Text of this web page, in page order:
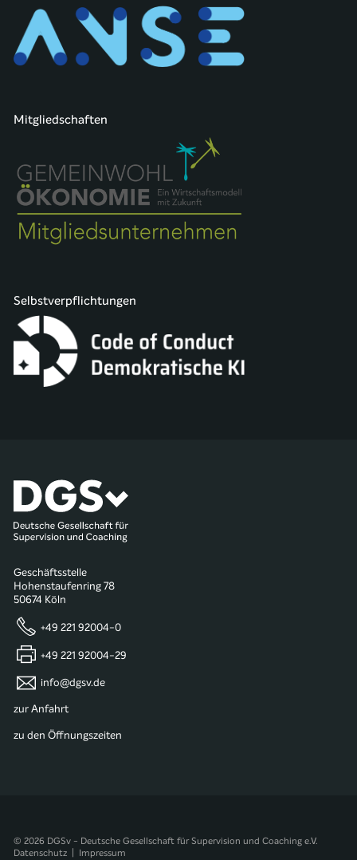
Mitgliedschaften
Selbstverpflichtungen
Geschäftsstelle
Hohenstaufenring 78
50674 Köln
+49 221 92004-0
+49 221 92004-29
info@dgsv.de
zur Anfahrt
zu den Öffnungszeiten
© 2026 DGSv - Deutsche Gesellschaft für Supervision und Coaching e.V.
Datenschutz
Impressum